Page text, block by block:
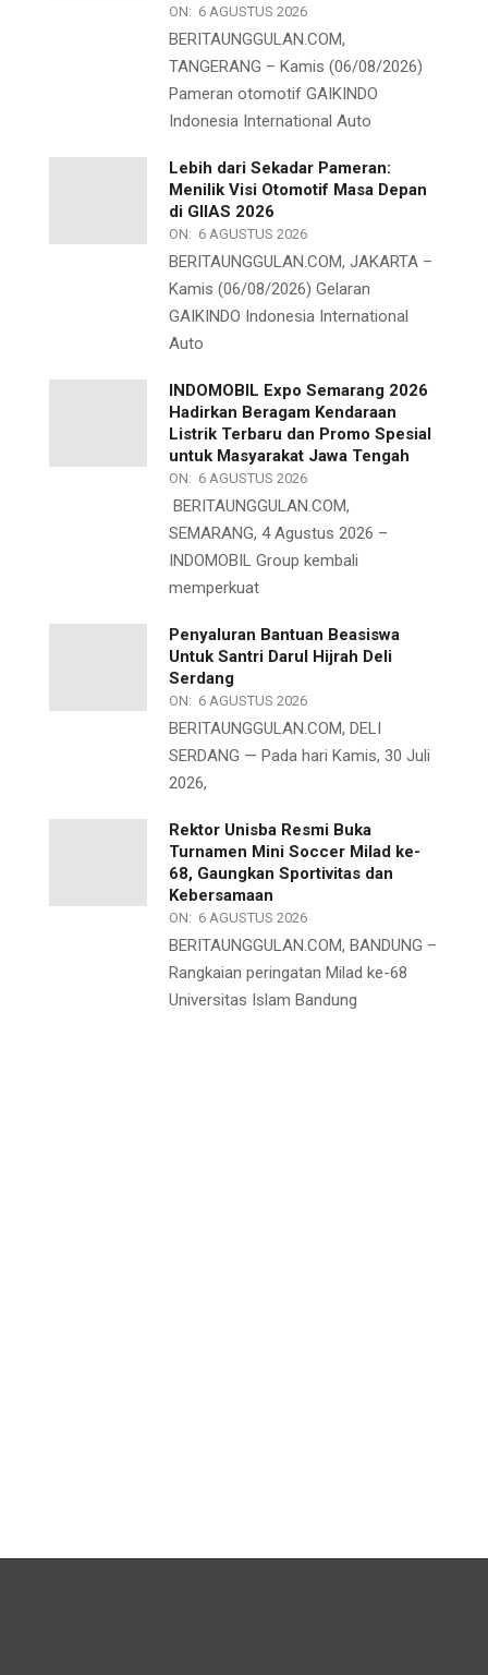
ON: 6 AGUSTUS 2026
BERITAUNGGULAN.COM,
TANGERANG – Kamis (06/08/2026)
Pameran otomotif GAIKINDO
Indonesia International Auto
Lebih dari Sekadar Pameran:
Menilik Visi Otomotif Masa Depan
di GIIAS 2026
ON: 6 AGUSTUS 2026
BERITAUNGGULAN.COM, JAKARTA –
Kamis (06/08/2026) Gelaran
GAIKINDO Indonesia International
Auto
INDOMOBIL Expo Semarang 2026
Hadirkan Beragam Kendaraan
Listrik Terbaru dan Promo Spesial
untuk Masyarakat Jawa Tengah
ON: 6 AGUSTUS 2026
BERITAUNGGULAN.COM,
SEMARANG, 4 Agustus 2026 –
INDOMOBIL Group kembali
memperkuat
Penyaluran Bantuan Beasiswa
Untuk Santri Darul Hijrah Deli
Serdang
ON: 6 AGUSTUS 2026
BERITAUNGGULAN.COM, DELI
SERDANG — Pada hari Kamis, 30 Juli
2026,
Rektor Unisba Resmi Buka
Turnamen Mini Soccer Milad ke-
68, Gaungkan Sportivitas dan
Kebersamaan
ON: 6 AGUSTUS 2026
BERITAUNGGULAN.COM, BANDUNG –
Rangkaian peringatan Milad ke-68
Universitas Islam Bandung